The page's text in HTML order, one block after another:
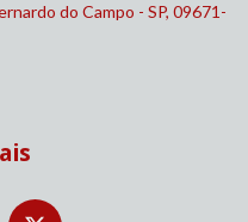
do Campo - SP, 09671-